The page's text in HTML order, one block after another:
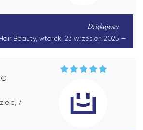
Dziękujemy
Beauty, wtorek, 23 wrzesień 2025
7